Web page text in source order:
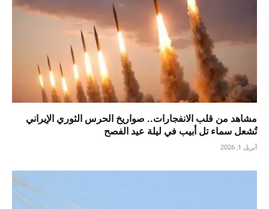
مشاهد من قلب الانفجارات.. صواريخ الحرس الثوري الإيراني
تُشعل سماء تل أبيب في ليلة عيد الفصح
أبريل 1, 2026